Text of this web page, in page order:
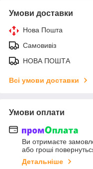
Умови доставки
Нова Пошта
Самовивіз
НОВА ПОШТА
Всі умови доставки
Умови оплати
Ви отримаєте
або гроші
Детальніше